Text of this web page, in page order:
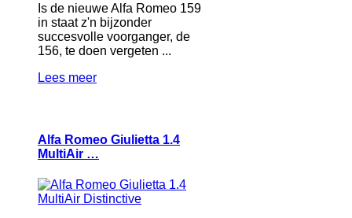
Is de nieuwe Alfa Romeo 159
in staat z'n bijzonder
succesvolle voorganger, de
156, te doen vergeten ...
Lees meer
Alfa Romeo Giulietta 1.4
MultiAir …